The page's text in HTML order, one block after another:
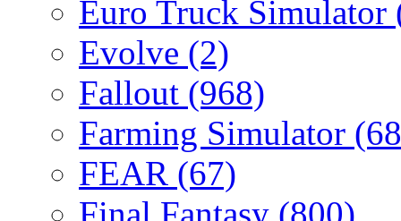
Euro Truck Simulator
Evolve (2)
Fallout (968)
Farming Simulator
FEAR (67)
Final Fantasy (800)